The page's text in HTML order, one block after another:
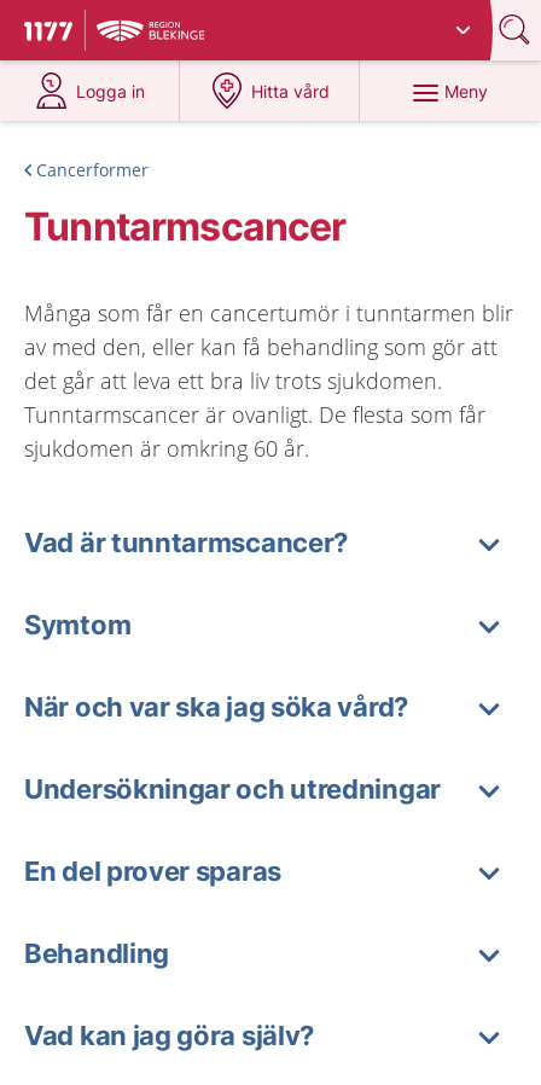
Till startsidan för 1177
Du har valt region
Logga in
på 1177.se
Hitta vård
på 1177.se
Meny
Cancerformer
Tunntarmscancer
Många som får en cancertumör i tunntarmen blir
av med den, eller kan få behandling som gör att
det går att leva ett bra liv trots sjukdomen.
Tunntarmscancer är ovanligt. De flesta som får
sjukdomen är omkring 60 år.
Vad är tunntarmscancer?
Symtom
När och var ska jag söka vård?
Undersökningar och utredningar
En del prover sparas
Behandling
Vad kan jag göra själv?